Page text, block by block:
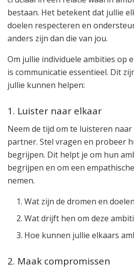
bestaan. Het betekent dat jullie
doelen respecteren en
anders zijn dan die van jou.
Om jullie individuele ambities op
is communicatie essentieel. Dit
jullie kunnen helpen:
1. Luister naar elkaar
Neem de tijd om te luisteren
partner. Stel vragen en probeer
begrijpen. Dit helpt je om hun
begrijpen en om een
nemen.
Wat zijn de dromen en
Wat drijft hen om deze
Hoe kunnen jullie elkaars
2. Maak compromissen